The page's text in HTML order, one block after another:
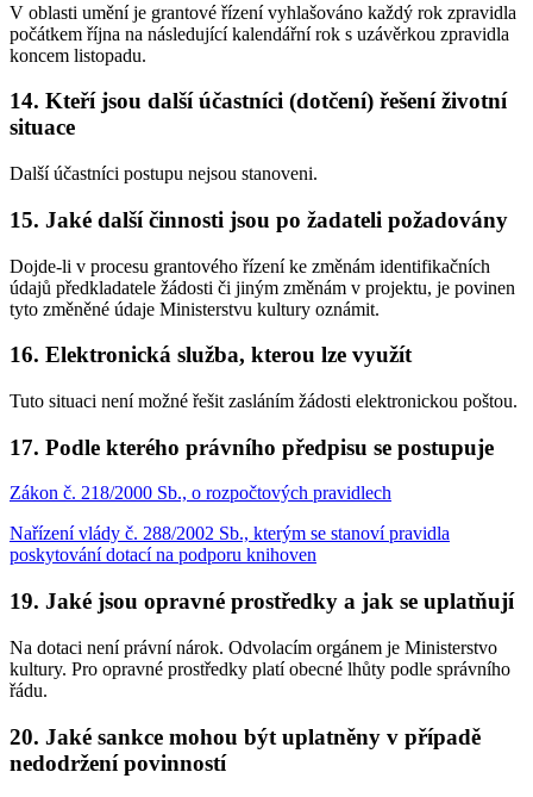
V oblasti umění je grantové řízení vyhlašováno každý rok zpravidla
počátkem října na následující kalendářní rok s uzávěrkou zpravidla
koncem listopadu.
14. Kteří jsou další účastníci (dotčení) řešení životní
situace
Další účastníci postupu nejsou stanoveni.
15. Jaké další činnosti jsou po žadateli požadovány
Dojde-li v procesu grantového řízení ke změnám identifikačních
údajů předkladatele žádosti či jiným změnám v projektu, je povinen
tyto změněné údaje Ministerstvu kultury oznámit.
16. Elektronická služba, kterou lze využít
Tuto situaci není možné řešit zasláním žádosti elektronickou poštou.
17. Podle kterého právního předpisu se postupuje
Zákon č. 218/2000 Sb., o rozpočtových pravidlech
Nařízení vlády č. 288/2002 Sb., kterým se stanoví pravidla
poskytování dotací na podporu knihoven
19. Jaké jsou opravné prostředky a jak se uplatňují
Na dotaci není právní nárok. Odvolacím orgánem je Ministerstvo
kultury. Pro opravné prostředky platí obecné lhůty podle správního
řádu.
20. Jaké sankce mohou být uplatněny v případě
nedodržení povinností